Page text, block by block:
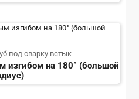
под сварку встык
изгибом на 180° (большой